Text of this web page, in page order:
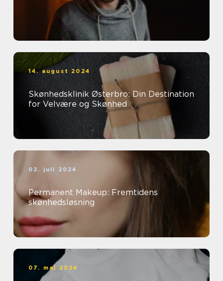
14. august 2024
Skønhedsklinik Østerbro: Din Destination
for Velvære og Skønhed
02. juli 2024
Permanent Makeup: Fremtidens
skønhedsløsning
07. maj 2024